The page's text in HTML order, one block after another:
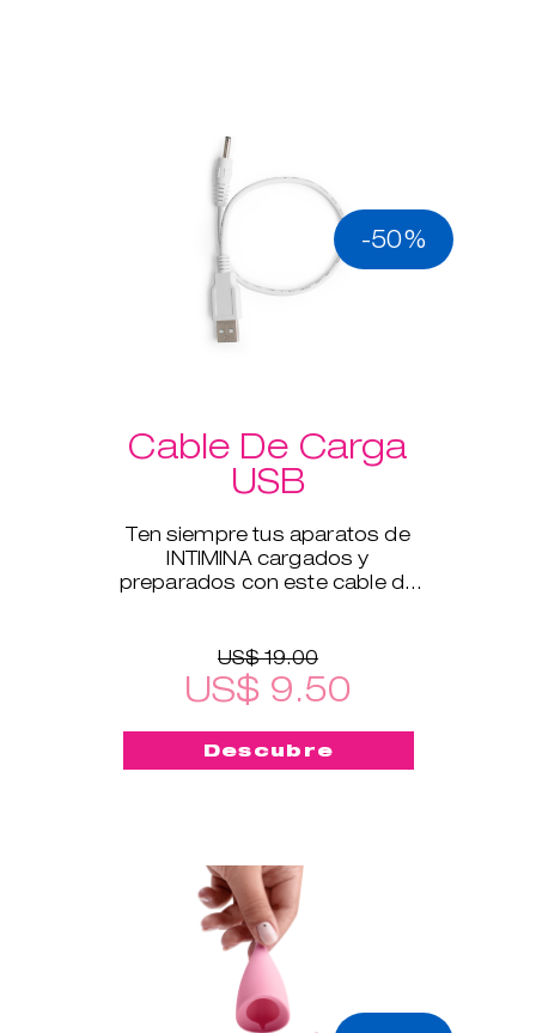
-50%
Cable De Carga
USB
Ten siempre tus aparatos de
INTIMINA cargados y
preparados con este cable de
electrónicos
US$ 19.00
US$ 9.50
Descubre